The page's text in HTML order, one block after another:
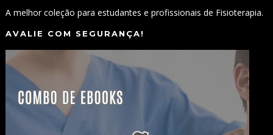
A melhor coleção para estudantes e profissionais de Fisioterapia.
AVALIE COM SEGURANÇA!